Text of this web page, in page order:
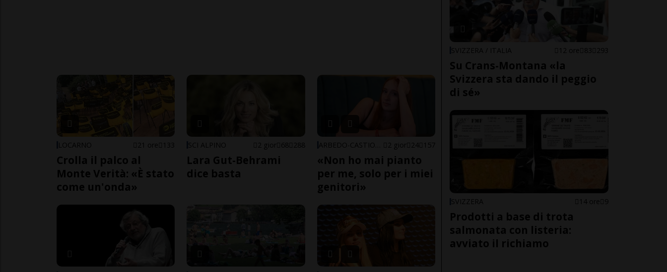
LOCARNO 21 ore 133
Crolla il palco al
Monte Verità: «È stato
come un'onda»
SCI ALPINO 2 gior 68 288
Lara Gut-Behrami
dice basta
2 gior 24 157
«Non ho mai pianto
per me, solo per i miei
genitori»
SVIZZERA / ITALIA 12 ore 83 293
Su Crans-Montana «la
Svizzera sta dando il peggio
di sé»
SVIZZERA 14 ore 9
Prodotti a base di trota
salmonata con listeria:
avviato il richiamo